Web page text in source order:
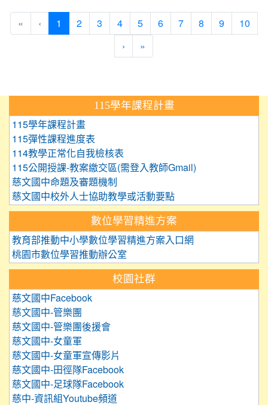
« ‹ 1 (current)
2 3 4 5 6 7 8 9 10
› »
115學年課程計畫
115學年課程計畫
115彈性課程進度表
114教學正常化自我檢核表
115公開授課-教案繳交區(需登入教師Gmail)
慈文國中命題及審題機制
慈文國中校外人士協助教學或活動要點
數位學習精進方案
教育部推動中小學數位學習精進方案入口網
桃園市數位學習推動辦公室
校園社群
慈文國中Facebook
慈文國中-管樂團
慈文國中-管樂團後援會
慈文國中-女童軍
慈文國中-女童軍宣傳影片
慈文國中-田徑隊Facebook
慈文國中-足球隊Facebook
慈中-資訊組Youtube頻道